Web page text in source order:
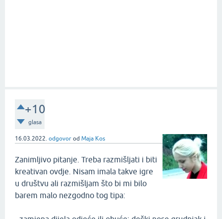
+10
glasa
16.03.2022. odgovor od Maja Kos
Zanimljivo pitanje. Treba razmišljati i biti
kreativan ovdje. Nisam imala takve igre
u društvu ali razmišljam što bi mi bilo
barem malo nezgodno tog tipa: